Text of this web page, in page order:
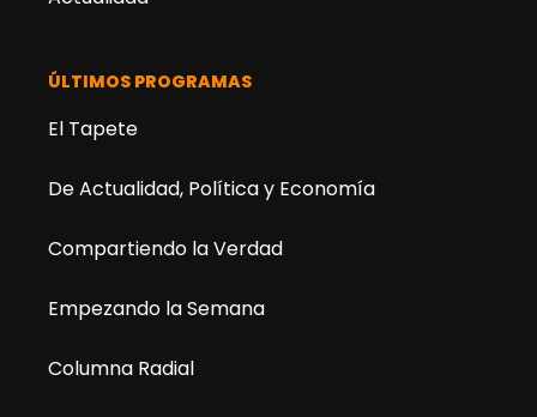
ÚLTIMOS PROGRAMAS
El Tapete
De Actualidad, Política y Economía
Compartiendo la Verdad
Empezando la Semana
Columna Radial